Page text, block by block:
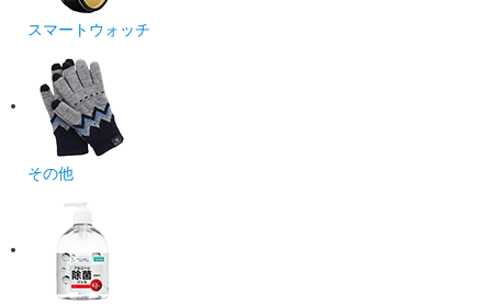
スマートウォッチ
その他